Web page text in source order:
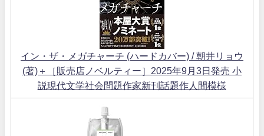
イン・ザ・メガチャーチ (ハードカバー) / 朝井リョウ
(著)＋［販売店ノベルティー］2025年9月3日発売 小
説現代文学社会問題作家新刊話題作人間模様